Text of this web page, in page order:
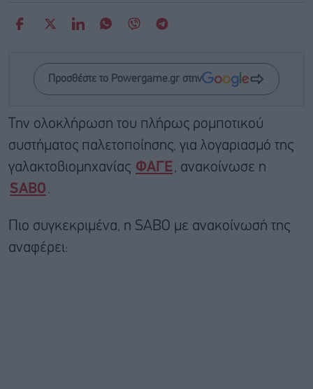
Προσθέστε το Powergame.gr στην
Την ολοκλήρωση του πλήρως ρομποτικού
συστήματος παλετοποίησης, για λογαριασμό της
γαλακτοβιομηχανίας ΦΑΓΕ, ανακοίνωσε η
SABO .
Πιο συγκεκριμένα, η SABO με ανακοίνωσή της
αναφέρει: